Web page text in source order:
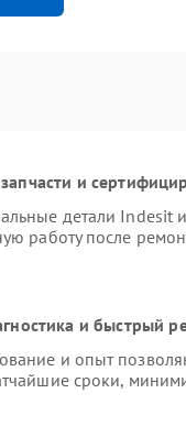
и
детали
работу после
и быстрый
и опыт
сроки,